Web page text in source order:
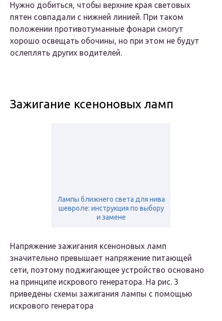
Нужно добиться, чтобы верхние края световых
пятен совпадали с нижней линией. При таком
положении противотуманные фонари смогут
хорошо освещать обочины, но при этом не будут
ослеплять других водителей.
Зажигание ксеноно­вых ламп
Лампы ближнего света для нива
шевроле: инструкция по выбору
и замене
Напряжение зажигания ксеноновых ламп
значительно пре­вышает напряжение питающей
сети, поэто­му поджигающее уст­ройство основано
на принципе искрового генератора. На рис. 3
приведены схемы зажигания лампы с помощью
искрового генератора